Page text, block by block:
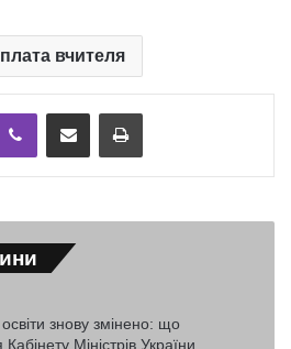
вчителя
Viber Надіслати електронною поштоюНадрукувати
знову змінено: що
Міністрів України